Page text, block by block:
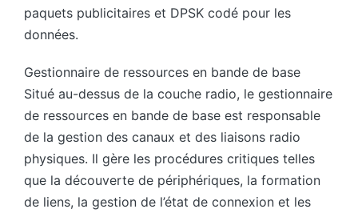
paquets publicitaires et DPSK codé pour les
données.
Gestionnaire de ressources en bande de base
Situé au-dessus de la couche radio, le gestionnaire
de ressources en bande de base est responsable
de la gestion des canaux et des liaisons radio
physiques. Il gère les procédures critiques telles
que la découverte de périphériques, la formation
de liens, la gestion de l’état de connexion et les